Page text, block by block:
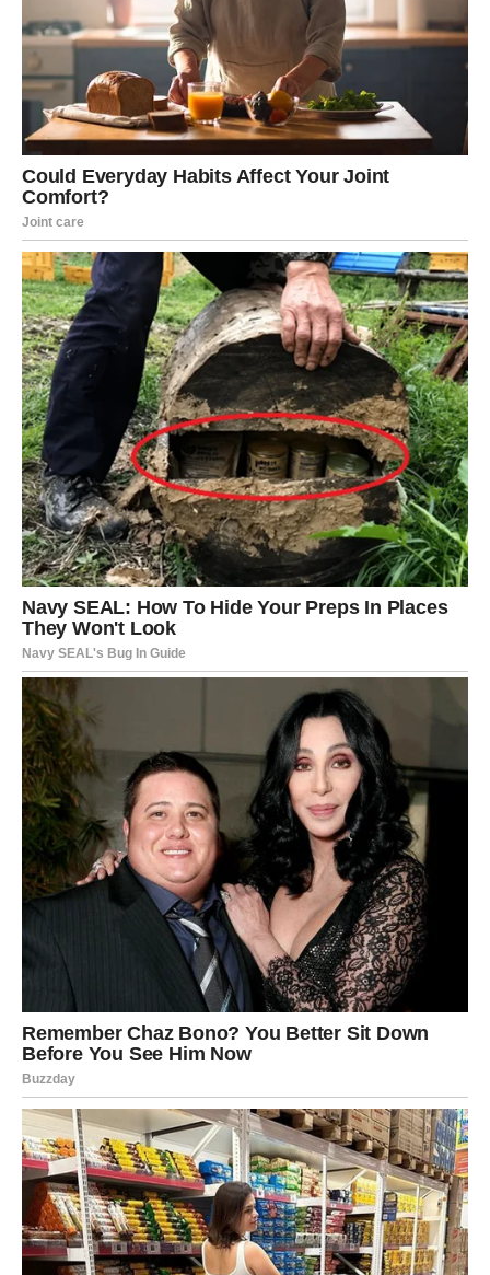
pokazati koliko nekome značite.
Ono što je posebno zanimljivo jeste činjenica da će se
sve dogoditi potpuno spontano.
Sudbina vam priprema trenutak koji će vam dugo ostati u
sjećanju.
Zašto ćete biti jako srećni?
Najvažnija poruka za Jarčeve jeste da vas očekuje vikend
ispunjen lijepim emocijama, dobrim vijestima, posebnim
susretima i trenucima koji će vam pokazati da nakon
svakog teškog perioda dolazi vrijeme za radost.
Dragi Jarčevi, zvijezde vam donose nevjerovatno lijep
vikend. Pred vama su dani puni osmijeha, toplih riječi,
ljubavi, podrške i događaja koji će vam donijeti mnogo
razloga za sreću. Ono što dolazi probudiće u vama
optimizam, zadovoljstvo i osjećaj da se sve odvija baš
onako kako treba. Iskoristite svaki trenutak jer vas
očekuje vikend koji bi mogao ostati među najljepšim
uspomenama ovog perioda. Zvijezde vam poručuju –
vrijeme je da uživate, jer sreća kuca na vaša vrata.